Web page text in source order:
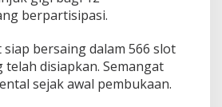
6
D
b
a
n
j
berpartisipasi.
siap bersaing dalam 566 slot
disiapkan. Semangat
sejak awal pembukaan.